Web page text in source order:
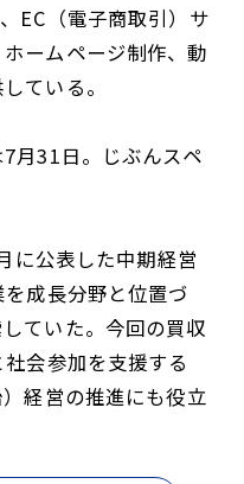
EC（電子商取引）サ
ームページ制作、動
ている。
月31日。じぶんスペ
に公表した中期経営
成長分野と位置づ
ていた。今回の買収
会参加を支援する
経営の推進にも役立